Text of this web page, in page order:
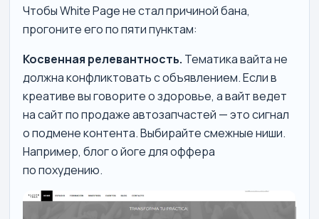
Чтобы White Page не стал причиной бана,
прогоните его по пяти пунктам:
Косвенная релевантность. Тематика вайта не
должна конфликтовать с объявлением. Если в
креативе вы говорите о здоровье, а вайт ведет
на сайт по продаже автозапчастей — это сигнал
о подмене контента. Выбирайте смежные ниши.
Например, блог о йоге для оффера
по похудению.